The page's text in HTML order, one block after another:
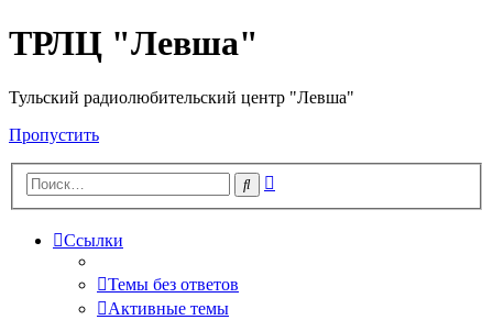
ТРЛЦ "Левша"
Тульский радиолюбительский центр "Левша"
Пропустить
Поиск
Ссылки
Темы без ответов
Активные темы